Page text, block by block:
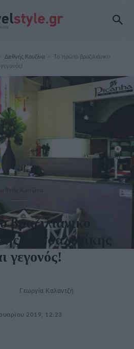
Διεθνής Κουζίνα
Το πρώτο βραζιλιάνικο
γεγονός!
Διεθνής Κουζίνα
Θεσσαλονίκης
γεγονός!
Γεωργία Καλαντζή
2019, 12:23